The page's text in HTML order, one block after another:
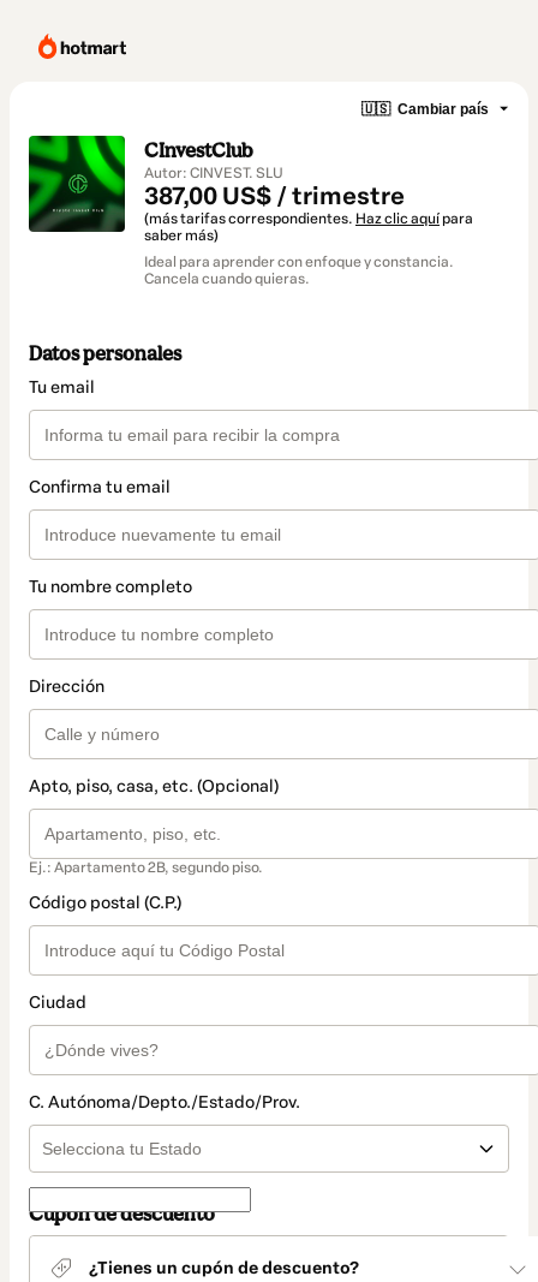
🇺🇸 Cambiar país
CInvestClub
Autor: CINVEST. SLU
387,00 US$ / trimestre
(más tarifas correspondientes. Haz clic aquí para
saber más)
Ideal para aprender con enfoque y constancia.
Cancela cuando quieras.
Datos personales
Tu email
Confirma tu email
Tu nombre completo
Dirección
Apto, piso, casa, etc. (Opcional)
Ej.: Apartamento 2B, segundo piso.
Código postal (C.P.)
Ciudad
C. Autónoma/Depto./Estado/Prov.
Cupón de descuento
¿Tienes un cupón de descuento?